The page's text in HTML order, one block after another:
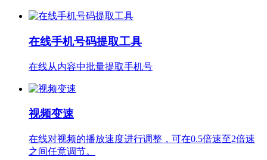
在线手机号码提取工具
在线从内容中批量提取手机号
视频变速
在线对视频的播放速度进行调整，可在0.5倍速至2倍速
之间任意调节。